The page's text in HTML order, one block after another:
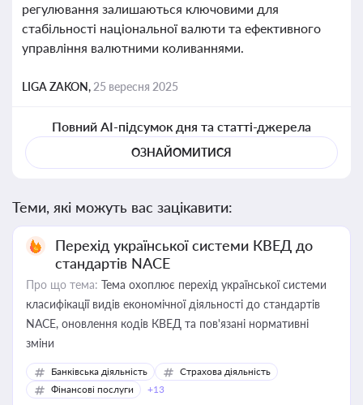
регулювання залишаються ключовими для
стабільності національної валюти та ефективного
управління валютними коливаннями.
LIGA ZAKON, 25 вересня 2025
Повний AI-підсумок дня та статті-джерела
ОЗНАЙОМИТИСЯ
Теми, які можуть вас зацікавити:
Перехід української системи КВЕД до
стандартів NACE
Про що тема: Тема охоплює перехід української системи
класифікації видів економічної діяльності до стандартів
NACE, оновлення кодів КВЕД та пов'язані нормативні
зміни
Банківська діяльність
Страхова діяльність
Фінансові послуги
+13